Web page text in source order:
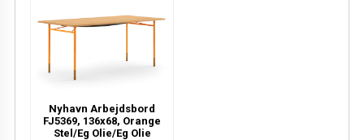
Nyhavn Arbejdsbord
FJ5369, 136x68, Orange
Stel/Eg Olie/Eg Olie